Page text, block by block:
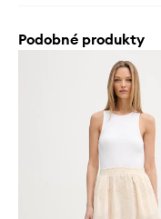
Podobné produkty